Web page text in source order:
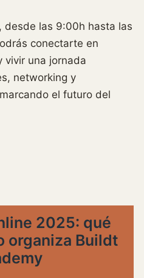
, desde las 9:00h hasta las
conectarte en
vivir una jornada
networking y
el futuro del
2025: qué
organiza Buildt